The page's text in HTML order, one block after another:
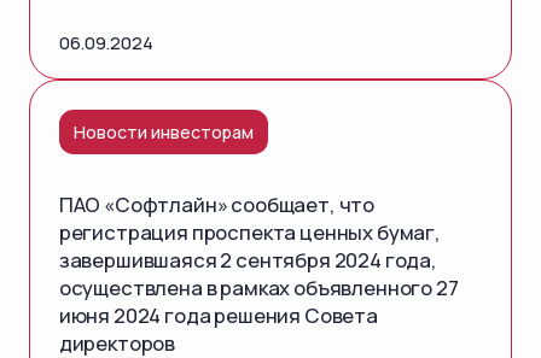
06.09.2024
Новости инвесторам
ПАО «Софтлайн» сообщает, что
регистрация проспекта ценных бумаг,
завершившаяся 2 сентября 2024 года,
осуществлена в рамках объявленного 27
июня 2024 года решения Совета
директоров